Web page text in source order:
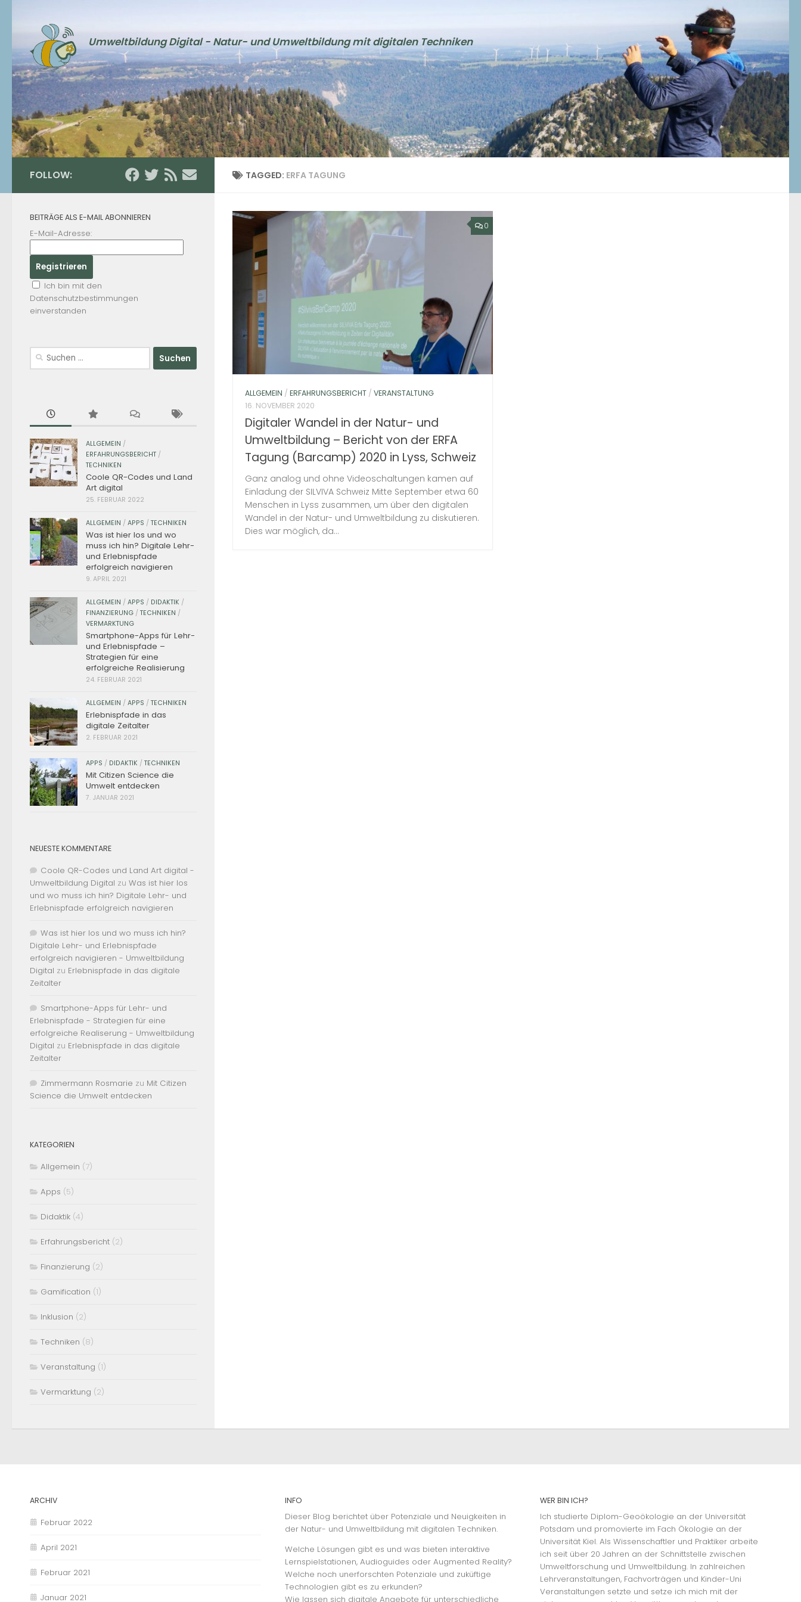
Umweltbildung Digital - Natur- und Umweltbildung mit digitalen Techniken
TAGGED: ERFA TAGUNG
0
ALLGEMEIN /ERFAHRUNGSBERICHT /VERANSTALTUNG
16. NOVEMBER 2020
Digitaler Wandel in der Natur- und
Umweltbildung – Bericht von der ERFA
Tagung (Barcamp) 2020 in Lyss, Schweiz
Ganz analog und ohne Videoschaltungen kamen auf
Einladung der SILVIVA Schweiz Mitte September etwa 60
Menschen in Lyss zusammen, um über den digitalen
Wandel in der Natur- und Umweltbildung zu diskutieren.
Dies war möglich, da...
FOLLOW:
BEITRÄGE ALS E-MAIL ABONNIEREN
E-Mail-Adresse:
Ich bin mit den
Datenschutzbestimmungen
einverstanden
Suchen
ALLGEMEIN /
ERFAHRUNGSBERICHT /
TECHNIKEN
Coole QR-Codes und Land
Art digital
25. FEBRUAR 2022
ALLGEMEIN / APPS / TECHNIKEN
Was ist hier los und wo
muss ich hin? Digitale Lehr-
und Erlebnispfade
erfolgreich navigieren
9. APRIL 2021
ALLGEMEIN / APPS / DIDAKTIK /
FINANZIERUNG / TECHNIKEN /
VERMARKTUNG
Smartphone-Apps für Lehr-
und Erlebnispfade –
Strategien für eine
erfolgreiche Realisierung
24. FEBRUAR 2021
ALLGEMEIN / APPS / TECHNIKEN
Erlebnispfade in das
digitale Zeitalter
2. FEBRUAR 2021
APPS / DIDAKTIK / TECHNIKEN
Mit Citizen Science die
Umwelt entdecken
7. JANUAR 2021
NEUESTE KOMMENTARE
Coole QR-Codes und Land Art digital -
Umweltbildung Digital zu Was ist hier los
und wo muss ich hin? Digitale Lehr- und
Erlebnispfade erfolgreich navigieren
Was ist hier los und wo muss ich hin?
Digitale Lehr- und Erlebnispfade
erfolgreich navigieren - Umweltbildung
Digital zu Erlebnispfade in das digitale
Zeitalter
Smartphone-Apps für Lehr- und
Erlebnispfade - Strategien für eine
erfolgreiche Realiserung - Umweltbildung
Digital zu Erlebnispfade in das digitale
Zeitalter
Zimmermann Rosmarie zu Mit Citizen
Science die Umwelt entdecken
KATEGORIEN
Allgemein (7)
Apps (5)
Didaktik (4)
Erfahrungsbericht (2)
Finanzierung (2)
Gamification (1)
Inklusion (2)
Techniken (8)
Veranstaltung (1)
Vermarktung (2)
ARCHIV
Februar 2022
April 2021
Februar 2021
Januar 2021
INFO
Dieser Blog berichtet über Potenziale und Neuigkeiten in
der Natur- und Umweltbildung mit digitalen Techniken.
Welche Lösungen gibt es und was bieten interaktive
Lernspielstationen, Audioguides oder Augmented Reality?
Welche noch unerforschten Potenziale und zuküftige
Technologien gibt es zu erkunden?
Wie lassen sich digitale Angebote für unterschiedliche
WER BIN ICH?
Ich studierte Diplom-Geoökologie an der Universität
Potsdam und promovierte im Fach Ökologie an der
Universität Kiel. Als Wissenschaftler und Praktiker arbeite
ich seit über 20 Jahren an der Schnittstelle zwischen
Umweltforschung und Umweltbildung. In zahlreichen
Lehrveranstaltungen, Fachvorträgen und Kinder-Uni
Veranstaltungen setzte und setze ich mich mit der